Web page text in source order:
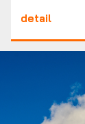
detail